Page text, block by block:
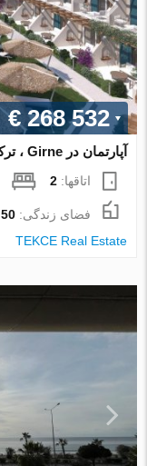
€ 268 532
آپارتمان در Girne ، ترکیه 1 خوابه ، 50 متر مربع. شماره 77376
اتاقها:2
فضای زندگی:50 m
TEKCE Real Estate